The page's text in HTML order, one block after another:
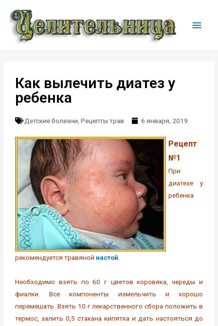
Как вылечить диатез у
ребенка
Детские болезни ,Рецепты трав 6 января, 2019
Рецепт
№1
При
диатезе у
ребенка
рекомендуется травяной настой
Необходимо взять по 60 г цветов коровяка, череды и
фиалки. Все компоненты измельчить и хорошо
перемешать. Взять 10 г лекарственного сбора положить в
термос, залить 0,5 стакана кипятка и дать настояться до